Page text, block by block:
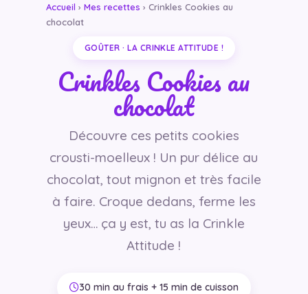
Accueil › Mes recettes › Crinkles Cookies au
chocolat
GOÛTER · LA CRINKLE ATTITUDE !
Crinkles Cookies au
chocolat
Découvre ces petits cookies
crousti-moelleux ! Un pur délice au
chocolat, tout mignon et très facile
à faire. Croque dedans, ferme les
yeux… ça y est, tu as la Crinkle
Attitude !
30 min au frais + 15 min de cuisson